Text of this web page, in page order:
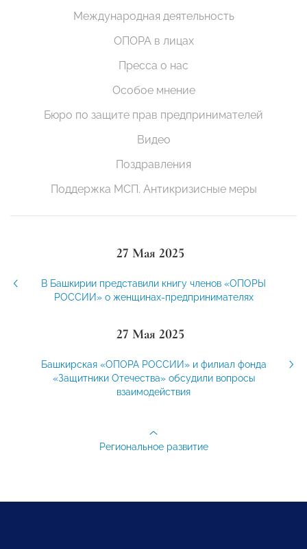
Международная деятельность
ОПОРА в лицах
Пресса о нас
Особое мнение
Бюро по защите прав предпринимателей
Видео
Поздравления
Поддержка МСП. Антикризисные меры
27 Мая 2025
В Башкирии представили книгу членов «ОПОРЫ
РОССИИ» о женщинах-предпринимателях
27 Мая 2025
Башкирская «ОПОРА РОССИИ» и филиал фонда
«Защитники Отечества» обсудили вопросы
взаимодействия
Региональное развитие